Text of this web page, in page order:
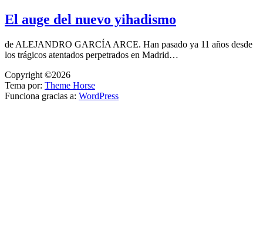
El auge del nuevo yihadismo
de ALEJANDRO GARCÍA ARCE. Han pasado ya 11 años desde
los trágicos atentados perpetrados en Madrid…
Copyright ©2026
Tema por: Theme Horse
Funciona gracias a: WordPress